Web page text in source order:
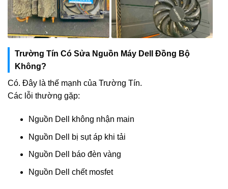
Trường Tín Có Sửa Nguồn Máy Dell Đồng Bộ
Không?
Có. Đây là thế mạnh của Trường Tín.
Các lỗi thường gặp:
Nguồn Dell không nhận main
Nguồn Dell bị sụt áp khi tải
Nguồn Dell báo đèn vàng
Nguồn Dell chết mosfet